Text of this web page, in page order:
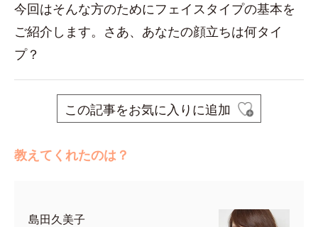
今回はそんな方のためにフェイスタイプの基本を
ご紹介します。さあ、あなたの顔立ちは何タイ
プ？
この記事をお気に入りに追加
教えてくれたのは？
島田久美子